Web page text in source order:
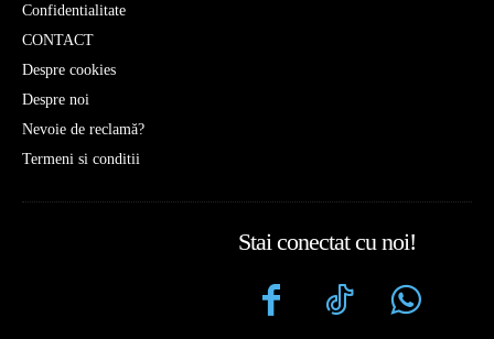
Confidentialitate
CONTACT
Despre cookies
Despre noi
Nevoie de reclamă?
Termeni si conditii
Stai conectat cu noi!